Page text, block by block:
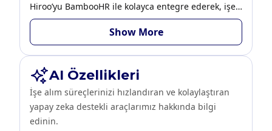
Hiroo’yu BambooHR ile kolayca entegre ederek, işe alınan adayların BambooHR’da otomatik olarak çalışan olarak oluşturulmasını sağlayın.
Show More
AI Özellikleri
İşe alım süreçlerinizi hızlandıran ve kolaylaştıran
yapay zeka destekli araçlarımız hakkında bilgi
edinin.